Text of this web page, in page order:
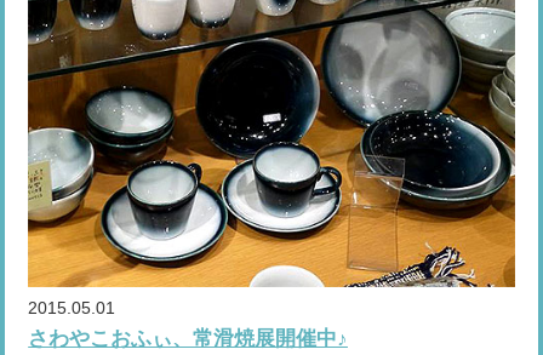
2015.05.01
さわやこおふぃ、常滑焼展開催中♪